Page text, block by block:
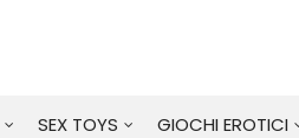
SEX TOYS GIOCHI EROTICI